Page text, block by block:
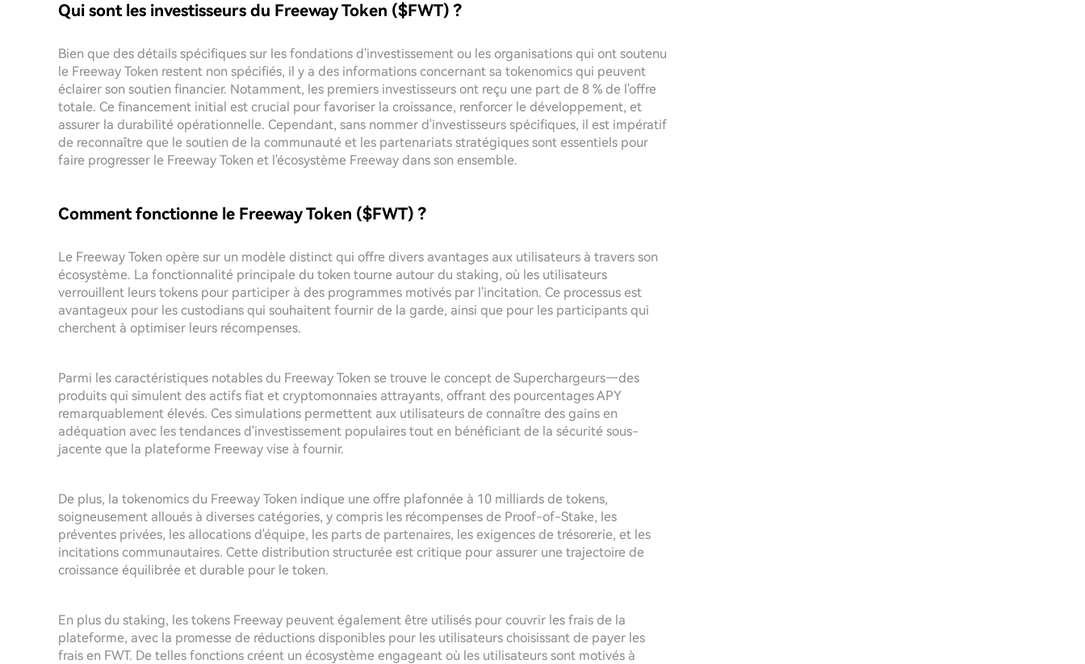
Qui sont les investisseurs du Freeway Token ($FWT) ?
Bien que des détails spécifiques sur les fondations d'investissement ou les organisations qui ont soutenu
le Freeway Token restent non spécifiés, il y a des informations concernant sa tokenomics qui peuvent
éclairer son soutien financier. Notamment, les premiers investisseurs ont reçu une part de 8 % de l'offre
totale. Ce financement initial est crucial pour favoriser la croissance, renforcer le développement, et
assurer la durabilité opérationnelle. Cependant, sans nommer d'investisseurs spécifiques, il est impératif
de reconnaître que le soutien de la communauté et les partenariats stratégiques sont essentiels pour
faire progresser le Freeway Token et l'écosystème Freeway dans son ensemble.
Comment fonctionne le Freeway Token ($FWT) ?
Le Freeway Token opère sur un modèle distinct qui offre divers avantages aux utilisateurs à travers son
écosystème. La fonctionnalité principale du token tourne autour du staking, où les utilisateurs
verrouillent leurs tokens pour participer à des programmes motivés par l'incitation. Ce processus est
avantageux pour les custodians qui souhaitent fournir de la garde, ainsi que pour les participants qui
cherchent à optimiser leurs récompenses.
Parmi les caractéristiques notables du Freeway Token se trouve le concept de Superchargeurs—des
produits qui simulent des actifs fiat et cryptomonnaies attrayants, offrant des pourcentages APY
remarquablement élevés. Ces simulations permettent aux utilisateurs de connaître des gains en
adéquation avec les tendances d'investissement populaires tout en bénéficiant de la sécurité sous-
jacente que la plateforme Freeway vise à fournir.
De plus, la tokenomics du Freeway Token indique une offre plafonnée à 10 milliards de tokens,
soigneusement alloués à diverses catégories, y compris les récompenses de Proof-of-Stake, les
préventes privées, les allocations d'équipe, les parts de partenaires, les exigences de trésorerie, et les
incitations communautaires. Cette distribution structurée est critique pour assurer une trajectoire de
croissance équilibrée et durable pour le token.
En plus du staking, les tokens Freeway peuvent également être utilisés pour couvrir les frais de la
plateforme, avec la promesse de réductions disponibles pour les utilisateurs choisissant de payer les
frais en FWT. De telles fonctions créent un écosystème engageant où les utilisateurs sont motivés à